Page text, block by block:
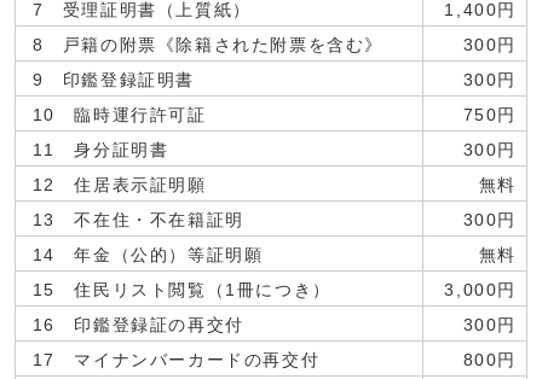
7 受理証明書（上質紙）
1,400円
8 戸籍の附票《除籍された附票を含む》
300円
9 印鑑登録証明書
300円
10 臨時運行許可証
750円
11 身分証明書
300円
12 住居表示証明願
無料
13 不在住・不在籍証明
300円
14 年金（公的）等証明願
無料
15 住民リスト閲覧（1冊につき）
3,000円
16 印鑑登録証の再交付
300円
17 マイナンバーカードの再交付
800円